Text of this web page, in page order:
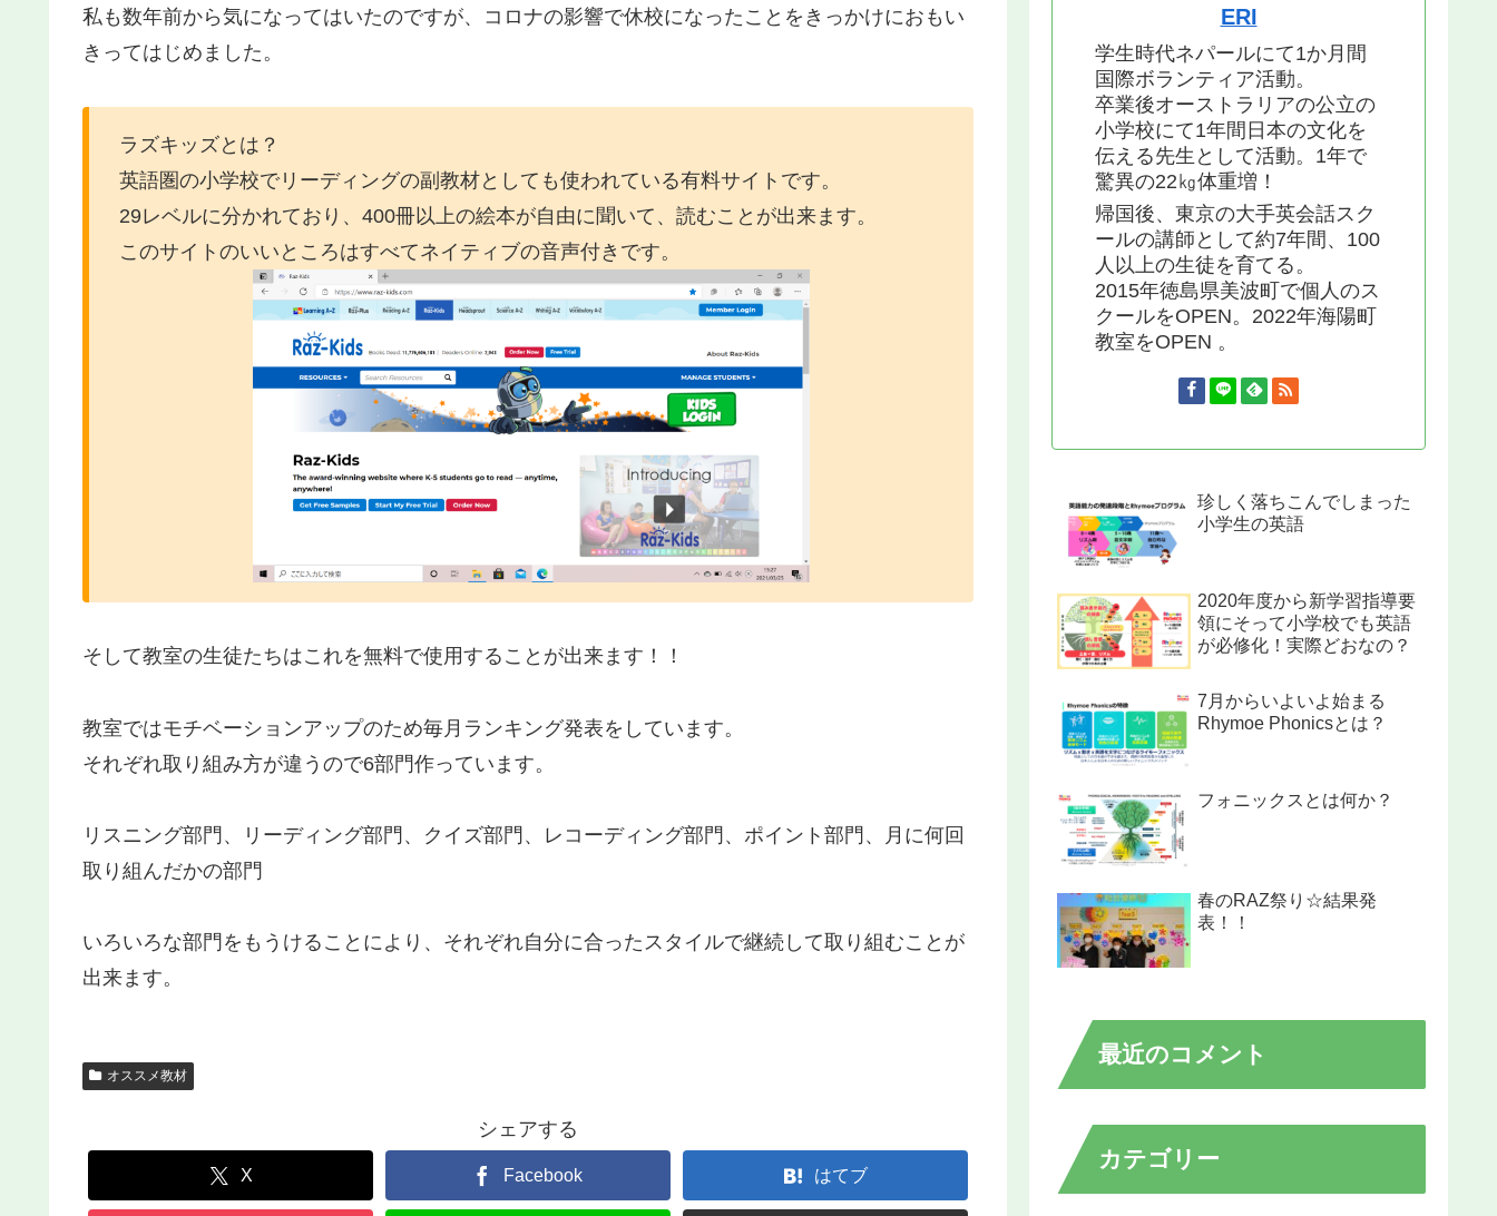
私も数年前から気になってはいたのですが、コロナの影響で休校になったことをきっかけにおもい
きってはじめました。
ラズキッズとは？
英語圏の小学校でリーディングの副教材としても使われている有料サイトです。
29レベルに分かれており、400冊以上の絵本が自由に聞いて、読むことが出来ます。
このサイトのいいところはすべてネイティブの音声付きです。
そして教室の生徒たちはこれを無料で使用することが出来ます！！
教室ではモチベーションアップのため毎月ランキング発表をしています。
それぞれ取り組み方が違うので6部門作っています。
リスニング部門、リーディング部門、クイズ部門、レコーディング部門、ポイント部門、月に何回
取り組んだかの部門
いろいろな部門をもうけることにより、それぞれ自分に合ったスタイルで継続して取り組むことが
出来ます。
オススメ教材
シェアする
X Facebook はてブ
ERI
学生時代ネパールにて1か月間
国際ボランティア活動。
卒業後オーストラリアの公立の
小学校にて1年間日本の文化を
伝える先生として活動。1年で
驚異の22㎏体重増！
帰国後、東京の大手英会話スク
ールの講師として約7年間、100
人以上の生徒を育てる。
2015年徳島県美波町で個人のス
クールをOPEN。2022年海陽町
教室をOPEN 。
珍しく落ちこんでしまった
小学生の英語
2020年度から新学習指導要
領にそって小学校でも英語
が必修化！実際どおなの？
7月からいよいよ始まる
Rhymoe Phonicsとは？
フォニックスとは何か？
春のRAZ祭り☆結果発
表！！
最近のコメント
カテゴリー